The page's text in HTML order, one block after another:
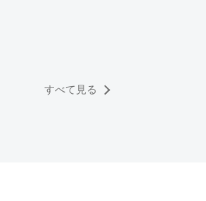
すべて見る